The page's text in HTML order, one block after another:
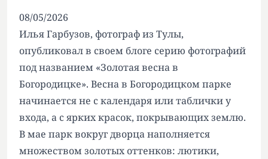
08/05/2026
Илья Гарбузов, фотограф из Тулы,
опубликовал в своем блоге серию фотографий
под названием «Золотая весна в
Богородицке». Весна в Богородицком парке
начинается не с календаря или таблички у
входа, а с ярких красок, покрывающих землю.
В мае парк вокруг дворца наполняется
множеством золотых оттенков: лютики,